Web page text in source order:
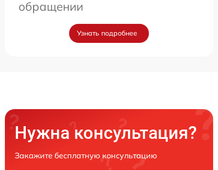
обращении
Узнать подробнее
Нужна консультация?
Закажите бесплатную консультацию